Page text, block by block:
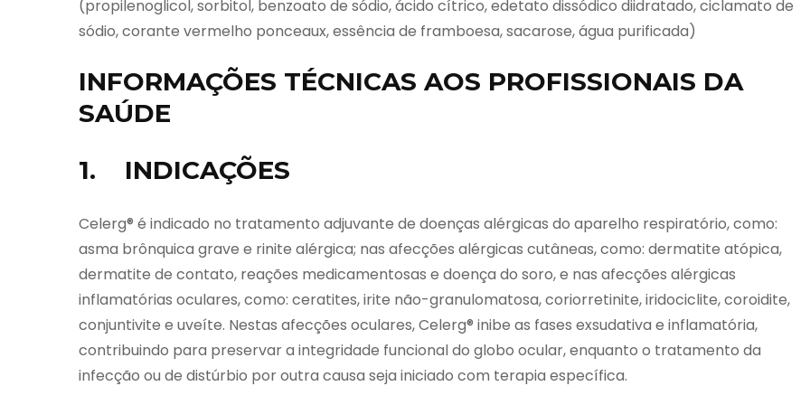
(propilenoglicol, sorbitol, benzoato de sódio, ácido cítrico, edetato dissódico diidratado, ciclamato de
sódio, corante vermelho ponceaux, essência de framboesa, sacarose, água purificada)
INFORMAÇÕES TÉCNICAS AOS PROFISSIONAIS DA
SAÚDE
1. INDICAÇÕES
Celerg® é indicado no tratamento adjuvante de doenças alérgicas do aparelho respiratório, como:
asma brônquica grave e rinite alérgica; nas afecções alérgicas cutâneas, como: dermatite atópica,
dermatite de contato, reações medicamentosas e doença do soro, e nas afecções alérgicas
inflamatórias oculares, como: ceratites, irite não-granulomatosa, coriorretinite, iridociclite, coroidite,
conjuntivite e uveíte. Nestas afecções oculares, Celerg® inibe as fases exsudativa e inflamatória,
contribuindo para preservar a integridade funcional do globo ocular, enquanto o tratamento da
infecção ou de distúrbio por outra causa seja iniciado com terapia específica.